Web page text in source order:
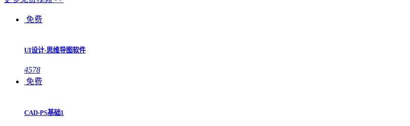
免费
UI设计-思维导图软件
4578
免费
CAD-PS基础1